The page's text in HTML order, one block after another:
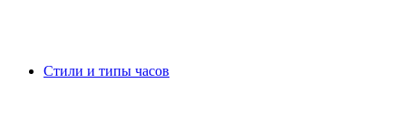
Стили и типы часов